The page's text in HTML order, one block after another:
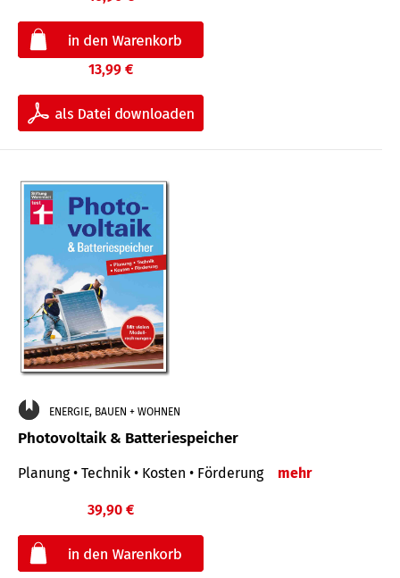
13,99 €
ENERGIE, BAUEN + WOHNEN
Photovoltaik & Batteriespeicher
Planung • Technik • Kosten • Förderung mehr
39,90 €